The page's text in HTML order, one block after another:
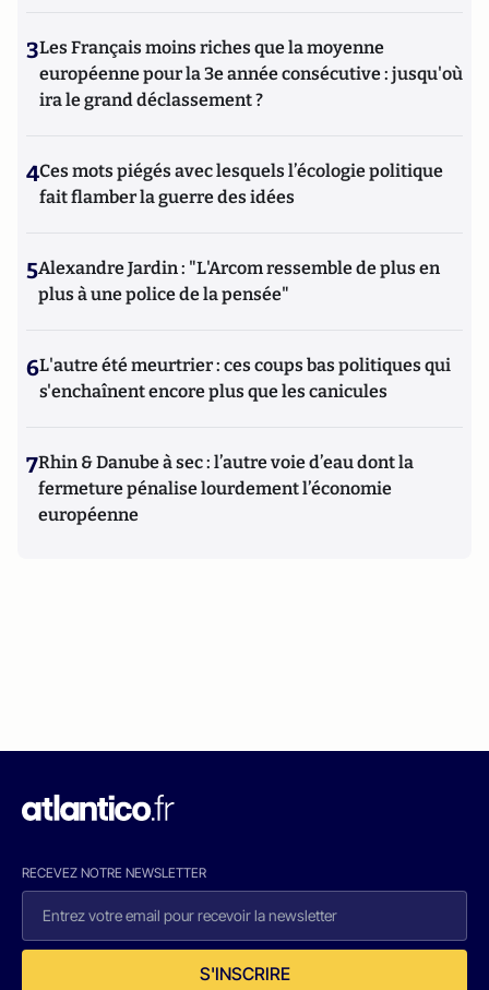
3Les Français moins riches que la moyenne
européenne pour la 3e année consécutive : jusqu'où
ira le grand déclassement ?
4Ces mots piégés avec lesquels l’écologie politique
fait flamber la guerre des idées
5Alexandre Jardin : "L'Arcom ressemble de plus en
plus à une police de la pensée"
6L'autre été meurtrier : ces coups bas politiques qui
s'enchaînent encore plus que les canicules
7Rhin & Danube à sec : l’autre voie d’eau dont la
fermeture pénalise lourdement l’économie
européenne
RECEVEZ NOTRE NEWSLETTER
S'INSCRIRE